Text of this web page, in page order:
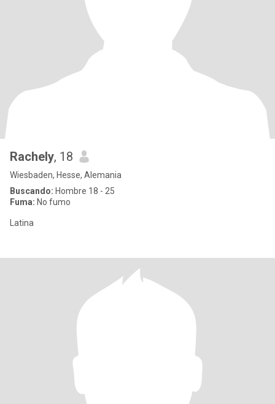
Rachely, 18
Wiesbaden, Hesse, Alemania
Buscando: Hombre 18 - 25
Fuma: No fumo
Latina